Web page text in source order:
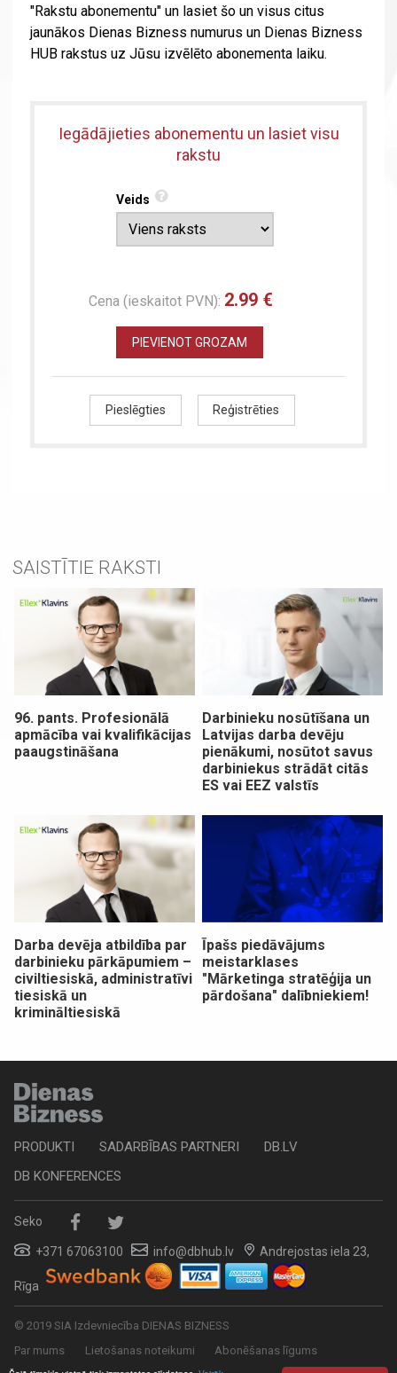
"Rakstu abonementu" un lasiet šo un visus citus
jaunākos Dienas Bizness numurus un Dienas Bizness
HUB rakstus uz Jūsu izvēlēto abonementa laiku.
Iegādājieties abonementu un lasiet visu
rakstu
Veids
Cena (ieskaitot PVN): 2.99 €
PIEVIENOT GROZAM
Pieslēgties Reģistrēties
SAISTĪTIE RAKSTI
96. pants. Profesionālā
apmācība vai kvalifikācijas
paaugstināšana
Darbinieku nosūtīšana un
Latvijas darba devēju
pienākumi, nosūtot savus
darbiniekus strādāt citās
ES vai EEZ valstīs
Darba devēja atbildība par
darbinieku pārkāpumiem –
civiltiesiskā, administratīvi
tiesiskā un
krimināltiesiskā
Īpašs piedāvājums
meistarklases
"Mārketinga stratēģija un
pārdošana" dalībniekiem!
PRODUKTI SADARBĪBAS PARTNERI
DB.LV
DB KONFERENCES
Seko
+371 67063100 info@dbhub.lv Andrejostas iela 23,
Rīga
© 2019 SIA Izdevniecība DIENAS BIZNESS
Par mums
Lietošanas noteikumi Abonēšanas līgums